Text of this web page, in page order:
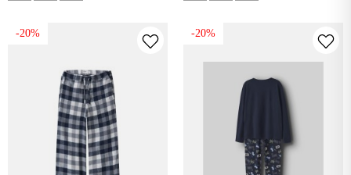
-20% -20%